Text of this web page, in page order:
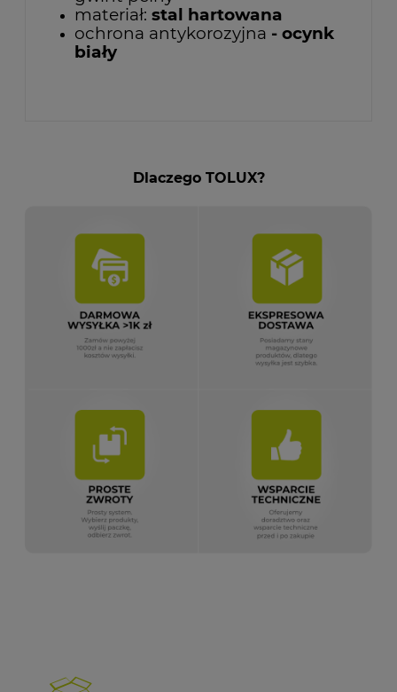
materiał: stal hartowana
ochrona antykorozyjna - ocynk
biały
Dlaczego TOLUX?